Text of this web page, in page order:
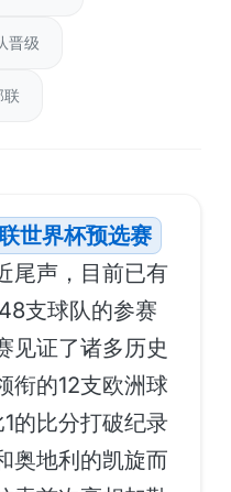
晋级
联
世界杯预选赛
尾声，目前已有
支球队的参赛
见证了诸多历史
衔的12支欧洲球
的比分打破纪录
奥地利的凯旋而